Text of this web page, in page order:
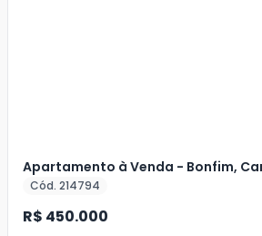
Apartamento à Venda - Bonfim,
Cód. 214794
R$ 450.000